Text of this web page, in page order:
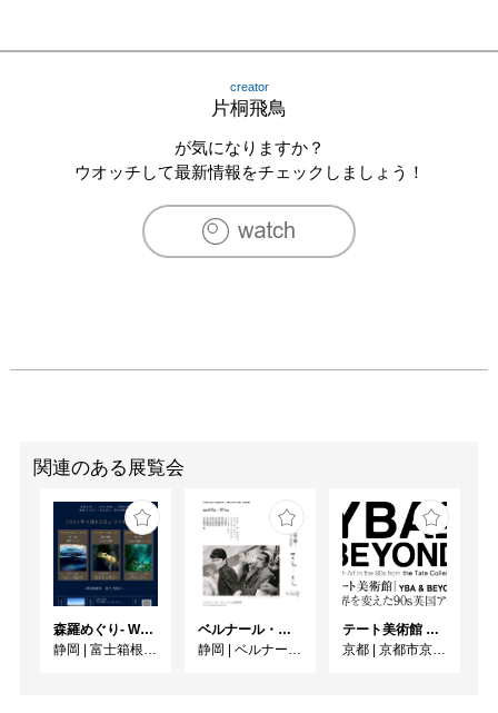
creator
片桐飛鳥
が気になりますか？
ウオッチして最新情報をチェックしましょう！
関連のある展覧会
森羅めぐり- Wandering in Shinra -
静岡 | 富士箱根カントリークラブ
ベルナール・ビュフェと写真 ーカメラがとらえたビュフェとその時代、そして21 世紀へ
静岡 | ベルナール・ビュフェ美術館
テート美術館 ― YBA & BEYOND 世界を変えた90s英国アート
京都 | 京都市京セラ美術館